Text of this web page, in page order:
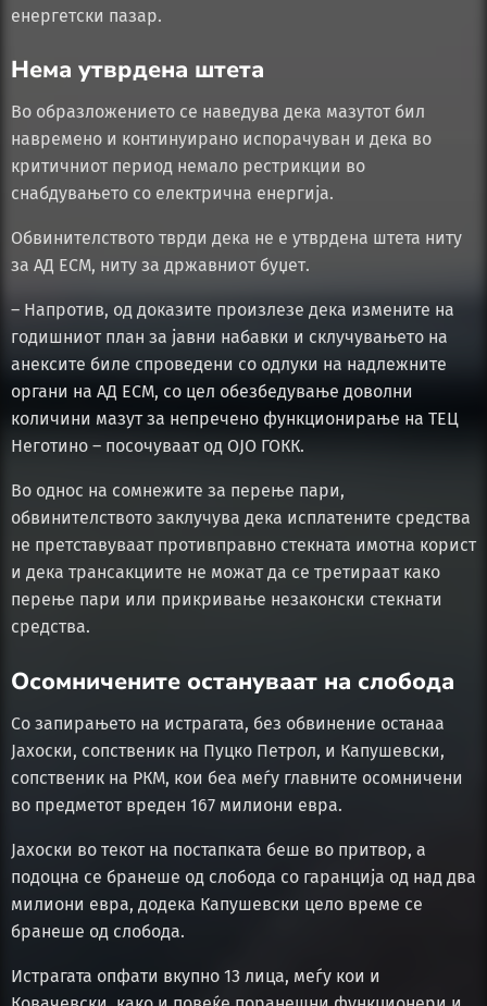
енергетски пазар.
Нема утврдена штета
Во образложението се наведува дека мазутот бил
навремено и континуирано испорачуван и дека во
критичниот период немало рестрикции во
снабдувањето со електрична енергија.
Обвинителството тврди дека не е утврдена штета ниту
за АД ЕСМ, ниту за државниот буџет.
– Напротив, од доказите произлезе дека измените на
годишниот план за јавни набавки и склучувањето на
анексите биле спроведени со одлуки на надлежните
органи на АД ЕСМ, со цел обезбедување доволни
количини мазут за непречено функционирање на ТЕЦ
Неготино – посочуваат од ОЈО ГОКК.
Во однос на сомнежите за перење пари,
обвинителството заклучува дека исплатените средства
не претставуваат противправно стекната имотна корист
и дека трансакциите не можат да се третираат како
перење пари или прикривање незаконски стекнати
средства.
Осомничените остануваат на слобода
Со запирањето на истрагата, без обвинение останаа
Јахоски, сопственик на Пуцко Петрол, и Капушевски,
сопственик на РКМ, кои беа меѓу главните осомничени
во предметот вреден 167 милиони евра.
Јахоски во текот на постапката беше во притвор, а
подоцна се бранеше од слобода со гаранција од над два
милиони евра, додека Капушевски цело време се
бранеше од слобода.
Истрагата опфати вкупно 13 лица, меѓу кои и